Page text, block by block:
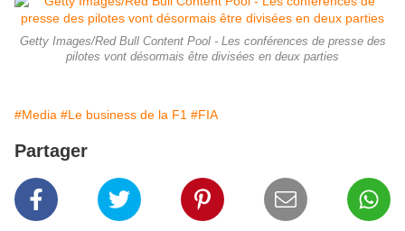
Getty Images/Red Bull Content Pool - Les conférences de presse des
pilotes vont désormais être divisées en deux parties
#Media #Le business de la F1 #FIA
Partager